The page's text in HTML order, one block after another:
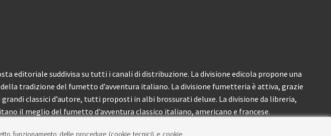
editoriale suddivisa su tutti i canali di distribuzione. La divisione edicola propone una
tradizione del fumetto d’avventura italiano. La divisione fumetteria è attiva, grazie
classici d’autore, tutti proposti in albi brossurati deluxe. La divisione da libreria,
il meglio del fumetto d’avventura classico italiano, americano e francese.
funzionamento delle procedure (cookie tecnici) e cookie